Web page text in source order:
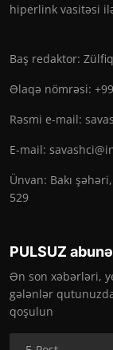
hiperlink vasitəsi
Baş redaktor:
Əlaqə nömrəsi:
Rəsmi e-mail:
E-mail:
Ünvan: Bakı
529
PULSUZ
Ən son xəbərləri,
gələnlər
qoşulun